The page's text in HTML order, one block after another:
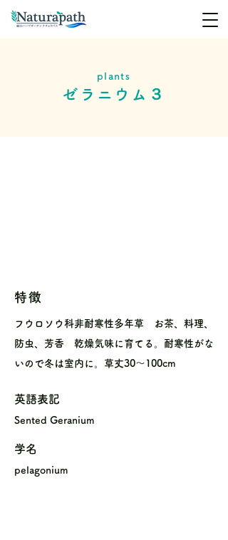
plants
ゼラニウム３
特徴
フウロソウ科非耐寒性多年草 お茶、料理、
防虫、芳香 乾燥気味に育てる。耐寒性がな
いので冬は室内に。草丈30〜100cm
英語表記
Sented Geranium
学名
pelagonium